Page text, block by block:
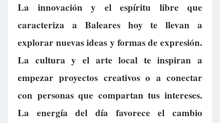
La innovación y el espíritu libre que
caracteriza a Baleares hoy te llevan a
explorar nuevas ideas y formas de expresión.
La cultura y el arte local te inspiran a
empezar proyectos creativos o a conectar
con personas que compartan tus intereses.
La energía del día favorece el cambio